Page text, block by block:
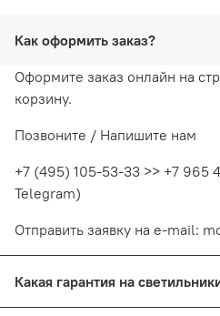
Как оформить заказ?
Оформите заказ онлайн на
корзину.
Позвоните / Напишите нам
+7 (495) 105-53-33 >> +7 965
Telegram)
Отправить заявку на e-mail:
Какая гарантия на